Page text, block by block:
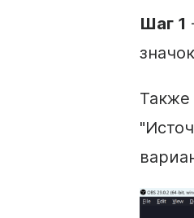
Шаг 1